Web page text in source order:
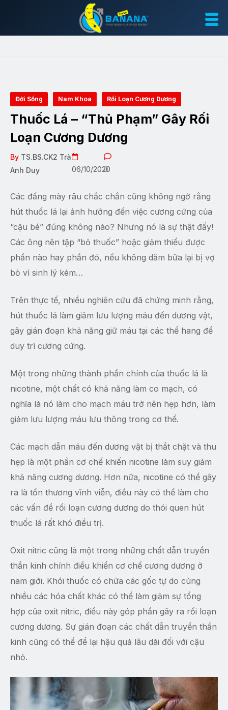
Đời Sống Nam Khoa Rối Loạn Cương Dương
Thuốc Lá – “Thủ Phạm” Gây Rối
Loạn Cương Dương
By TS.BS.CK2 Trà
Anh Duy
06/10/2020
0
Các đấng mày râu chắc chắn cũng không ngờ rằng
hút thuốc lá lại ảnh hưởng đến việc cương cứng của
“cậu bé” đúng không nào? Nhưng nó là sự thật đấy!
Các ông nên tập “bỏ thuốc” hoặc giảm thiểu được
phần nào hay phần đó, nếu không dăm bữa lại bị vợ
bỏ vì sinh lý kém…
Trên thực tế, nhiều nghiên cứu đã chứng minh rằng,
hút thuốc lá làm giảm lưu lượng máu đến dương vật,
gây gián đoạn khả năng giữ máu tại các thể hang để
duy trì cương cứng.
Một trong những thành phần chính của thuốc lá là
nicotine, một chất có khả năng làm co mạch, có
nghĩa là nó làm cho mạch máu trở nên hẹp hơn, làm
giảm lưu lượng máu lưu thông trong cơ thể.
Các mạch dẫn máu đến dương vật bị thắt chặt và thu
hẹp là một phần cơ chế khiến nicotine làm suy giảm
khả năng cương dương. Hơn nữa, nicotine có thể gây
ra là tổn thương vĩnh viễn, điều này có thể làm cho
các vấn đề rối loạn cương dương do thói quen hút
thuốc lá rất khó điều trị.
Oxit nitric cũng là một trong những chất dẫn truyền
thần kinh chính điều khiển cơ chế cương dương ở
nam giới. Khói thuốc có chứa các gốc tự do cùng
nhiều các hóa chất khác có thể làm giảm sự tổng
hợp của oxit nitric, điều này góp phần gây ra rối loạn
cương dương. Sự gián đoạn các chất dẫn truyền thần
kinh cũng có thể để lại hậu quả lâu dài đối với cậu
nhỏ.